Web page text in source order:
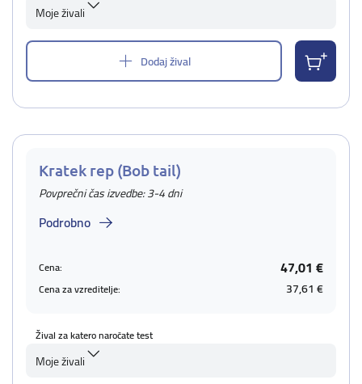
Moje živali
Dodaj žival
Kratek rep (Bob tail)
Povprečni čas izvedbe: 3-4 dni
Podrobno
Cena: 47,01 €
Cena za vzreditelje: 37,61 €
Žival za katero naročate test
Moje živali